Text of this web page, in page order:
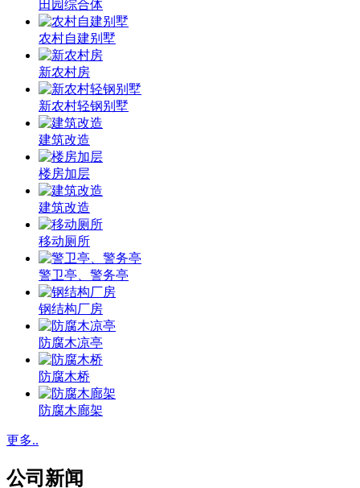
田园综合体
农村自建别墅
新农村房
新农村轻钢别墅
建筑改造
楼房加层
建筑改造
移动厕所
警卫亭、警务亭
钢结构厂房
防腐木凉亭
防腐木桥
防腐木廊架
更多..
公司新闻